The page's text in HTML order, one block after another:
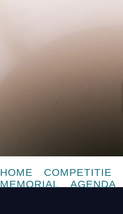
HOME COMPETITIE
MEMORIAL
AGENDA